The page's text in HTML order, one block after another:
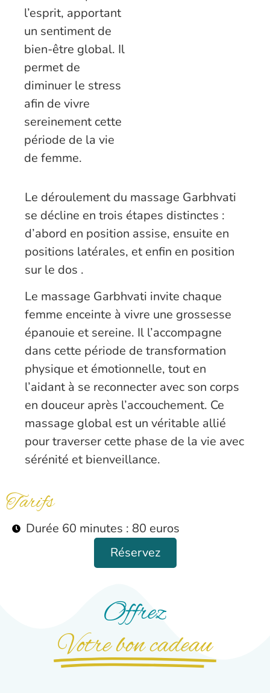
l’esprit, apportant
un sentiment de
bien-être global. Il
permet de
diminuer le stress
afin de vivre
sereinement cette
période de la vie
de femme.
Le déroulement du massage Garbhvati
se décline en trois étapes distinctes :
d’abord en position assise, ensuite en
positions latérales, et enfin en position
sur le dos .
Le massage Garbhvati invite chaque
femme enceinte à vivre une grossesse
épanouie et sereine. Il l’accompagne
dans cette période de transformation
physique et émotionnelle, tout en
l’aidant à se reconnecter avec son corps
en douceur après l’accouchement. Ce
massage global est un véritable allié
pour traverser cette phase de la vie avec
sérénité et bienveillance.
Tarifs
Durée 60 minutes : 80 euros
Réservez
Offrez
Votre bon cadeau